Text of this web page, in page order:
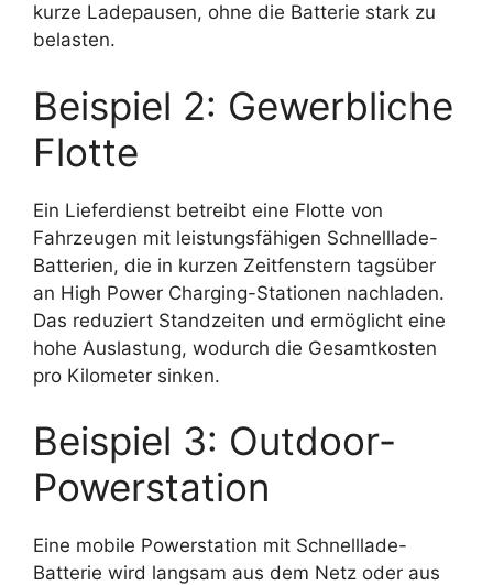
kurze Ladepausen, ohne die Batterie stark zu
belasten.
Beispiel 2: Gewerbliche
Flotte
Ein Lieferdienst betreibt eine Flotte von
Fahrzeugen mit leistungsfähigen Schnelllade-
Batterien, die in kurzen Zeitfenstern tagsüber
an High Power Charging-Stationen nachladen.
Das reduziert Standzeiten und ermöglicht eine
hohe Auslastung, wodurch die Gesamtkosten
pro Kilometer sinken.
Beispiel 3: Outdoor-
Powerstation
Eine mobile Powerstation mit Schnelllade-
Batterie wird langsam aus dem Netz oder aus